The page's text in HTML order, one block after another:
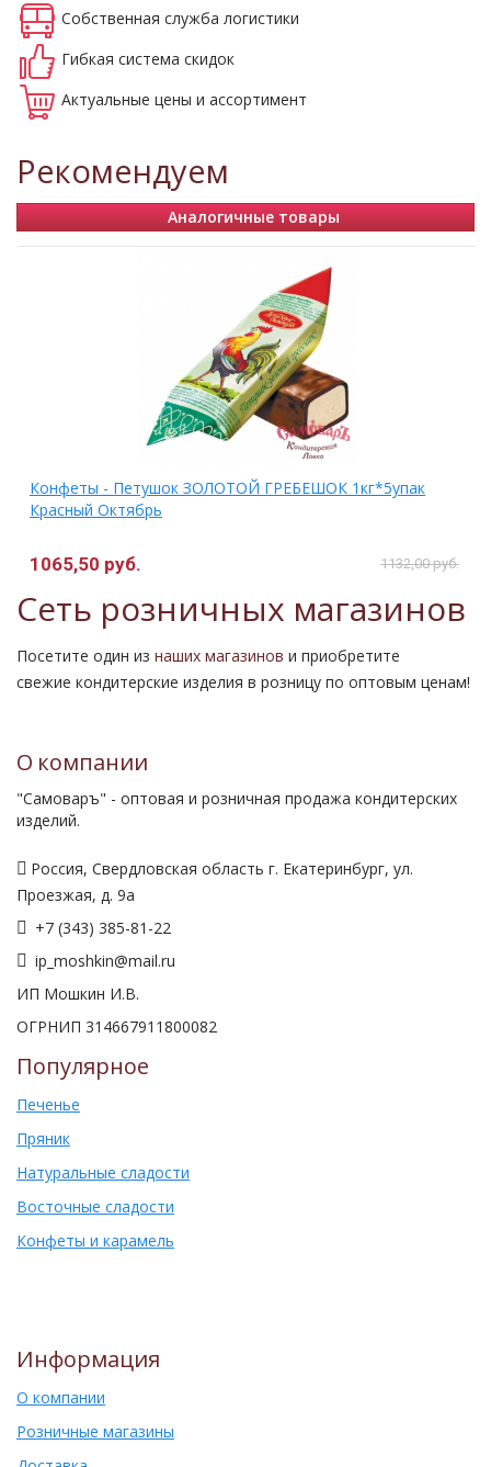
Собственная служба логистики
Гибкая система скидок
Актуальные цены и ассортимент
Рекомендуем
Аналогичные товары
Конфеты - Петушок ЗОЛОТОЙ ГРЕБЕШОК 1кг*5упак
Красный Октябрь
1065,50 руб. 1132,00 руб.
Сеть розничных магазинов
Посетите один из наших магазинов и приобретите
свежие кондитерские изделия в розницу по оптовым ценам!
О компании
"Самоваръ" - оптовая и розничная продажа кондитерских
изделий.
Россия, Свердловская область г. Екатеринбург, ул.
Проезжая, д. 9а
+7 (343) 385-81-22
ip_moshkin@mail.ru
ИП Мошкин И.В.
ОГРНИП 314667911800082
Популярное
Печенье
Пряник
Натуральные сладости
Восточные сладости
Конфеты и карамель
Информация
О компании
Розничные магазины